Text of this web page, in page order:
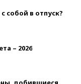
собой в отпуск?
– 2026